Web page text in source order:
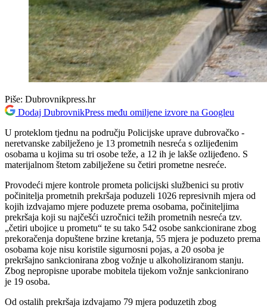
Piše: Dubrovnikpress.hr
Dodaj DubrovnikPress među omiljene izvore na Googleu
U proteklom tjednu na području Policijske uprave dubrovačko -
neretvanske zabilježeno je 13 prometnih nesreća s ozlijeđenim
osobama u kojima su tri osobe teže, a 12 ih je lakše ozlijeđeno. S
materijalnom štetom zabilježene su četiri prometne nesreće.
Provodeći mjere kontrole prometa policijski službenici su protiv
počinitelja prometnih prekršaja poduzeli 1026 represivnih mjera od
kojih izdvajamo mjere poduzete prema osobama, počiniteljima
prekršaja koji su najčešći uzročnici težih prometnih nesreća tzv.
„četiri ubojice u prometu“ te su tako 542 osobe sankcionirane zbog
prekoračenja dopuštene brzine kretanja, 55 mjera je poduzeto prema
osobama koje nisu koristile sigurnosni pojas, a 20 osoba je
prekršajno sankcionirana zbog vožnje u alkoholiziranom stanju.
Zbog nepropisne uporabe mobitela tijekom vožnje sankcionirano
je 19 osoba.
Od ostalih prekršaja izdvajamo 79 mjera poduzetih zbog